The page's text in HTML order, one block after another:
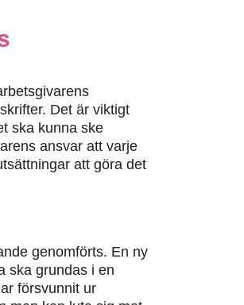
Det är viktigt
ska kunna ske
ansvar att varje
att göra det
genomförts. En ny
ska grundas i en
försvunnit ur